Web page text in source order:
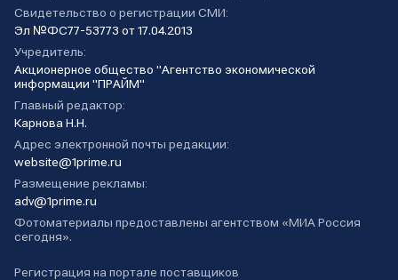
Свидетельство о регистрации СМИ:
Эл №ФС77-53773 от 17.04.2013
Учредитель:
Акционерное общество "Агентство экономической
информации "ПРАЙМ"
Главный редактор:
Карнова Н.Н.
Адрес электронной почты редакции:
website@1prime.ru
Размещение рекламы:
adv@1prime.ru
Фотоматериалы предоставлены агентством «МИА Россия
сегодня».
Регистрация на портале поставщиков